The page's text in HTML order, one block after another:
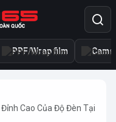
PPF/Wrap film
Cao Của Độ Đèn Tại